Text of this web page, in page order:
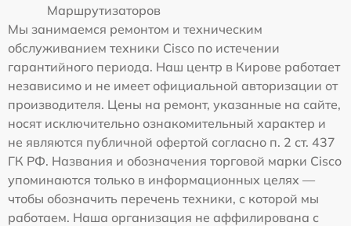
Маршрутизаторов
Мы занимаемся ремонтом и техническим
обслуживанием техники Cisco по истечении
гарантийного периода. Наш центр в Кирове работает
независимо и не имеет официальной авторизации от
производителя. Цены на ремонт, указанные на сайте,
носят исключительно ознакомительный характер и
не являются публичной офертой согласно п. 2 ст. 437
ГК РФ. Названия и обозначения торговой марки Cisco
упоминаются только в информационных целях —
чтобы обозначить перечень техники, с которой мы
работаем. Наша организация не аффилирована с